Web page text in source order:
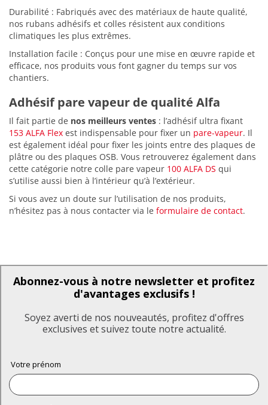
Durabilité : Fabriqués avec des matériaux de haute qualité,
nos rubans adhésifs et colles résistent aux conditions
climatiques les plus extrêmes.
Installation facile : Conçus pour une mise en œuvre rapide et
efficace, nos produits vous font gagner du temps sur vos
chantiers.
Adhésif pare vapeur de qualité Alfa
Il fait partie de nos meilleurs ventes : l’adhésif ultra fixant
153 ALFA Flex est indispensable pour fixer un pare-vapeur. Il
est également idéal pour fixer les joints entre des plaques de
plâtre ou des plaques OSB. Vous retrouverez également dans
cette catégorie notre colle pare vapeur 100 ALFA DS qui
s’utilise aussi bien à l’intérieur qu’à l’extérieur.
Si vous avez un doute sur l’utilisation de nos produits,
n’hésitez pas à nous contacter via le formulaire de contact.